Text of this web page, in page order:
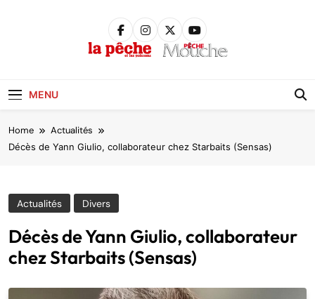
MENU
Home Actualités
Décès de Yann Giulio, collaborateur chez Starbaits (Sensas)
Actualités Divers
Décès de Yann Giulio, collaborateur
chez Starbaits (Sensas)